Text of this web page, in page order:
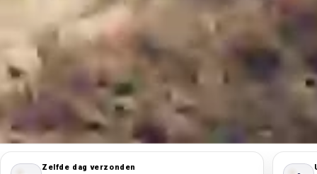
Zelfde dag verzonden